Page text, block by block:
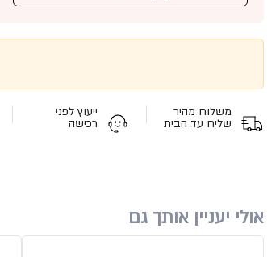
משלוח מהיר
שליח עד הבית
ייעוץ לפני
רכישה
אולי יעניין אותך גם